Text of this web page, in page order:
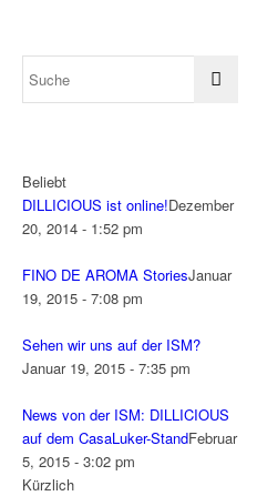
Beliebt
DILLICIOUS ist online!Dezember
20, 2014 - 1:52 pm
FINO DE AROMA StoriesJanuar
19, 2015 - 7:08 pm
Sehen wir uns auf der ISM?
Januar 19, 2015 - 7:35 pm
News von der ISM: DILLICIOUS
auf dem CasaLuker-StandFebruar
5, 2015 - 3:02 pm
Kürzlich